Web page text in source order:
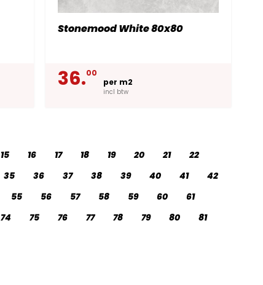
Stonemood White 80x80
36.00
per m2
incl btw
15 16 17 18 19 20 21
22
35 36 37 38 39 40 41
42
55 56 57 58 59 60
61
74 75 76 77 78 79 80
81